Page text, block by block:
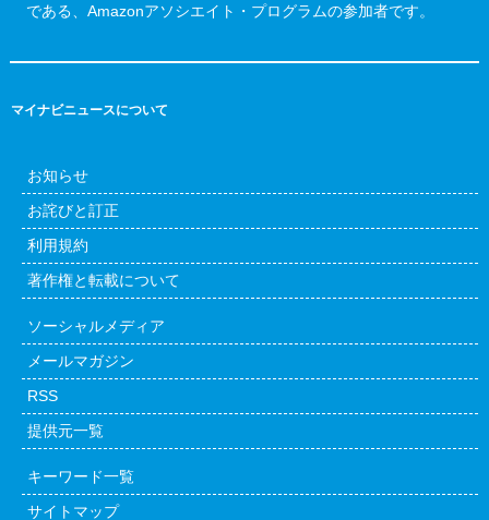
である、Amazonアソシエイト・プログラムの参加者です。
マイナビニュースについて
お知らせ
お詫びと訂正
利用規約
著作権と転載について
ソーシャルメディア
メールマガジン
RSS
提供元一覧
キーワード一覧
サイトマップ